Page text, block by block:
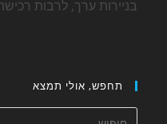
בניירות ערך, לרבות
תחפש, אולי תמצא